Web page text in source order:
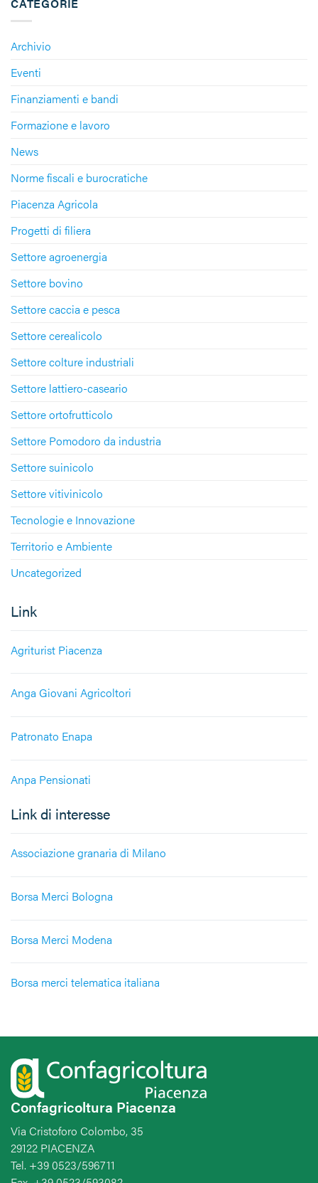
Archivio
Eventi
Finanziamenti e bandi
Formazione e lavoro
News
Norme fiscali e burocratiche
Piacenza Agricola
Progetti di filiera
Settore agroenergia
Settore bovino
Settore caccia e pesca
Settore cerealicolo
Settore colture industriali
Settore lattiero-caseario
Settore ortofrutticolo
Settore Pomodoro da industria
Settore suinicolo
Settore vitivinicolo
Tecnologie e Innovazione
Territorio e Ambiente
Uncategorized
Link
Agriturist Piacenza
Anga Giovani Agricoltori
Patronato Enapa
Anpa Pensionati
Link di interesse
Associazione granaria di Milano
Borsa Merci Bologna
Borsa Merci Modena
Borsa merci telematica italiana
Confagricoltura Piacenza
Via Cristoforo Colombo, 35
29122 PIACENZA
Tel. +39 0523/596711